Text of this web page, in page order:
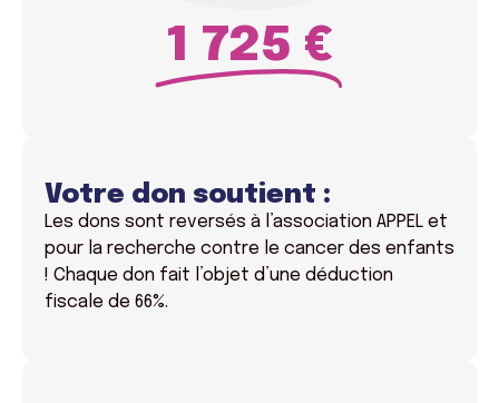
1 725 €
Votre don soutient :
Les dons sont reversés à l’association APPEL et
pour la recherche contre le cancer des enfants
! Chaque don fait l’objet d’une déduction
fiscale de 66%.